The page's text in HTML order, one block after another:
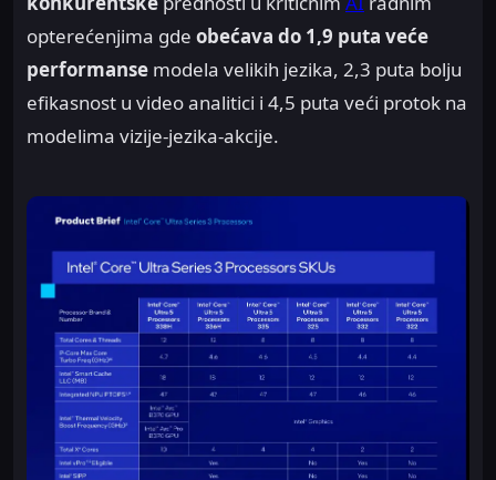
opterećenjima gde obećava do 1,9 puta veće
performanse modela velikih jezika, 2,3 puta bolju
efikasnost u video analitici i 4,5 puta veći protok na
modelima vizije-jezika-akcije.